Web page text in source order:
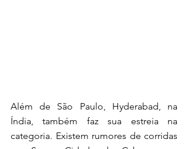
Além de São Paulo, Hyderabad, na
Índia, também faz sua estreia na
categoria. Existem rumores de corridas